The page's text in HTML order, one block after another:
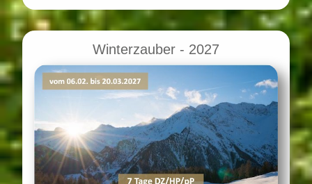
Winterzauber - 2027